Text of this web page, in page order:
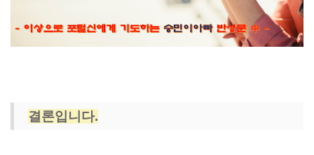
결론입니다.